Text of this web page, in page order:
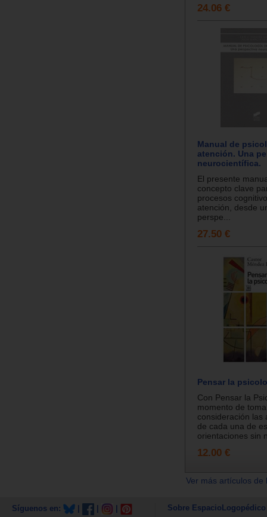
24.06 €
Manual de
atención. Una
neurocientífica.
El presente
concepto clave
procesos
atención, desde
perspe...
27.50 €
Pensar la
Con Pensar la
momento de
consideración las
de cada una de
orientaciones sin
12.00 €
Ver más artículos
Síguenos en: Sobre EspacioLogopédico